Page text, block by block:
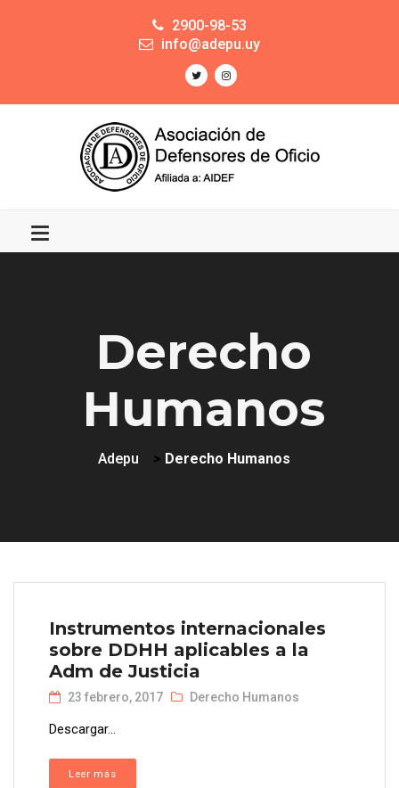
2900-98-53
info@adepu.uy
Derecho
Humanos
Adepu > Derecho Humanos
Instrumentos internacionales
sobre DDHH aplicables a la
Adm de Justicia
23 febrero, 2017 Derecho Humanos
Descargar...
Leer más